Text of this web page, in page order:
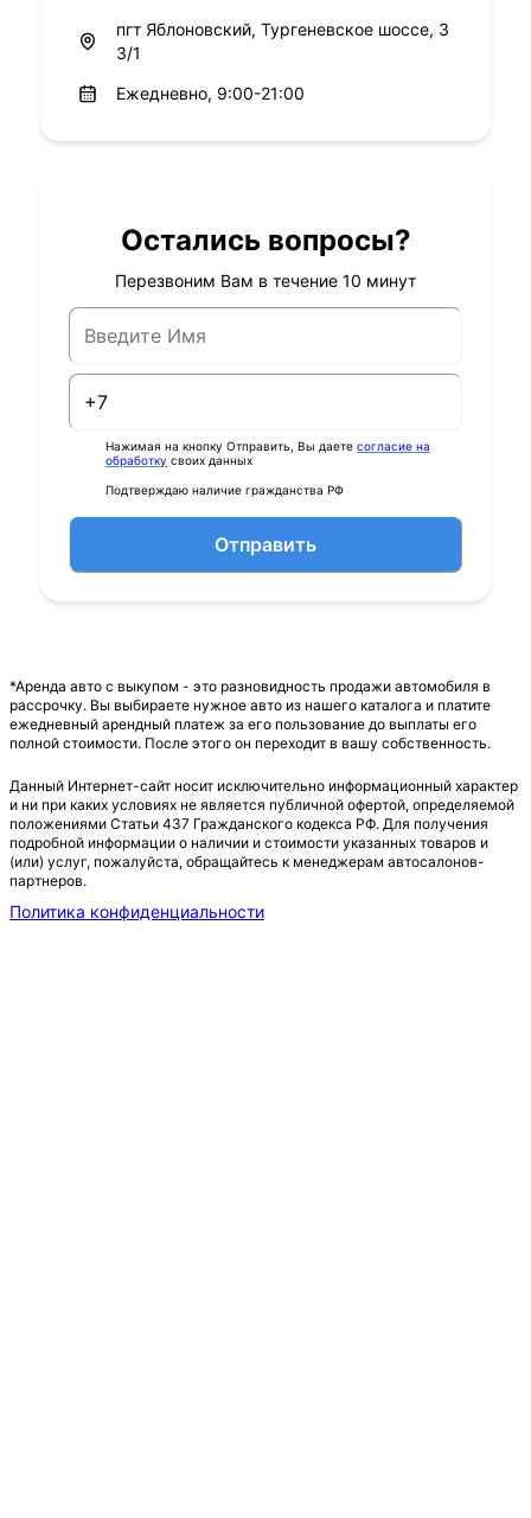
пгт Яблоновский, Тургеневское шоссе, 3
3/1
Ежедневно, 9:00-21:00
Остались вопросы?
Перезвоним Вам в течение 10 минут
Нажимая на кнопку Отправить, Вы даете согласие на
обработку своих данных
Подтверждаю наличие гражданства РФ
Отправить
*Аренда авто с выкупом - это разновидность продажи автомобиля в
рассрочку. Вы выбираете нужное авто из нашего каталога и платите
ежедневный арендный платеж за его пользование до выплаты его
полной стоимости. После этого он переходит в вашу собственность.
Данный Интернет-сайт носит исключительно информационный характер
и ни при каких условиях не является публичной офертой, определяемой
положениями Статьи 437 Гражданского кодекса РФ. Для получения
подробной информации о наличии и стоимости указанных товаров и
(или) услуг, пожалуйста, обращайтесь к менеджерам автосалонов-
партнеров.
Политика конфиденциальности